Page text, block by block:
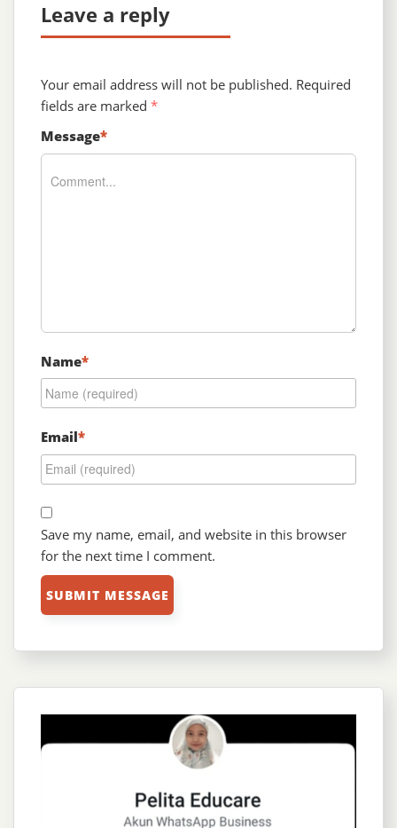
Leave a reply
Your email address will not be published. Required
fields are marked *
Message*
Name*
Email*
Save my name, email, and website in this browser
for the next time I comment.